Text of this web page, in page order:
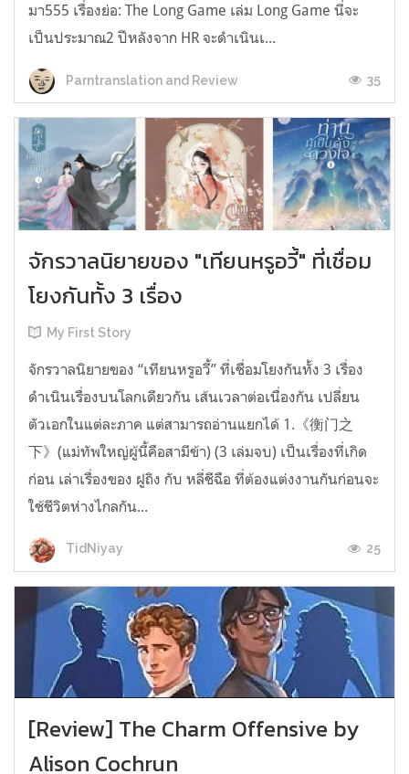
มา555 เรื่องย่อ: The Long Game เล่ม Long Game นี่จะ
เป็นประมาณ2 ปีหลังจาก HR จะดำเนินเ...
Parntranslation and Review 35
จักรวาลนิยายของ "เทียนหรูอวี้" ที่เชื่อม
โยงกันทั้ง 3 เรื่อง
My First Story
จักรวาลนิยายของ “เทียนหรูอวี้” ที่เชื่อมโยงกันทั้ง 3 เรื่อง
ดำเนินเรื่องบนโลกเดียวกัน เส้นเวลาต่อเนื่องกัน เปลี่ยน
ตัวเอกในแต่ละภาค แต่สามารถอ่านแยกได้ 1.《衡门之
下》(แม่ทัพใหญ่ผู้นี้คือสามีข้า) (3 เล่มจบ) เป็นเรื่องที่เกิด
ก่อน เล่าเรื่องของ ฝูถิง กับ หลี่ชีฉือ ที่ต้องแต่งงานกันก่อนจะ
ใช้ชีวิตห่างไกลกัน...
TidNiyay 25
[Review] The Charm Offensive by
Alison Cochrun